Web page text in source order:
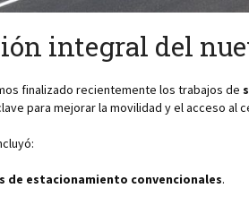
integral del
finalizado recientemente los trabajos de
para mejorar la movilidad y el acceso
de estacionamiento convencionales.